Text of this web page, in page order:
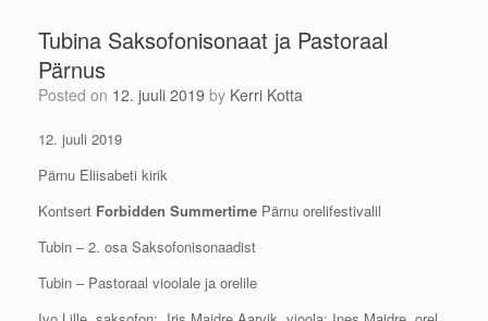
Tubina Saksofonisonaat ja Pastoraal
Pärnus
Posted on 12. juuli 2019 by Kerri Kotta
12. juuli 2019
Pärnu Eliisabeti kirik
Kontsert Forbidden Summertime Pärnu orelifestivalil
Tubin – 2. osa Saksofonisonaadist
Tubin – Pastoraal vioolale ja orelile